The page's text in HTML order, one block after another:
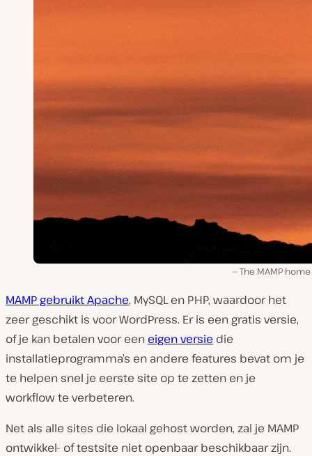
The MAMP
MAMP gebruikt Apache, MySQL en PHP, waardoor het
zeer geschikt is voor WordPress. Er is een gratis versie,
of je kan betalen voor een eigen versie die
installatieprogramma’s en andere features bevat om je
te helpen snel je eerste site op te zetten en je
workflow te verbeteren.
Net als alle sites die lokaal gehost worden, zal je MAMP
ontwikkel- of testsite niet openbaar beschikbaar zijn.